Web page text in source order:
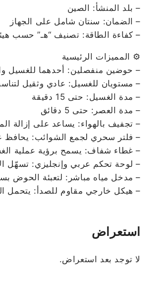
– بلد المنشأ: الصين
– الضمان: سنتان شامل على الجهاز
– كفاءة الطاقة: تصنيف “هـ” حسب
⚙️ المميزات الرئيسية
– حوضين منفصلين: أحدهما للغسيل
– مستويان للغسيل: عادي وثقيل
– مدة الغسيل: حتى 15 دقيقة
– مدة العصر: حتى 5 دقائق
– تجفيف بالهواء: يساعد على إزالة
– فلتر سحري لجمع الشوائب: يحافظ
– غطاء شفاف: يسمح برؤية عملية
– لوحة تحكم عربي وإنجليزي: تسهّل
– مدخل مياه مباشر: لتعبئة الحوض
– هيكل خارجي مقاوم للصدأ: يتحمل
استعراض
لا توجد بعد استعراض.